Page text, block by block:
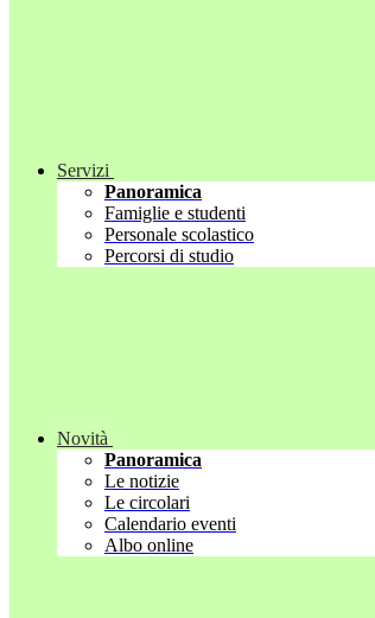
Servizi
Panoramica
Famiglie e studenti
Personale scolastico
Percorsi di studio
Novità
Panoramica
Le notizie
Le circolari
Calendario eventi
Albo online